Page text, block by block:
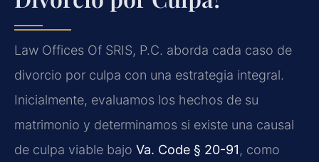
Law Offices Of SRIS, P.C. aborda cada caso de
divorcio por culpa con una estrategia integral.
Inicialmente, evaluamos los hechos de su
matrimonio y determinamos si existe una causal
de culpa viable bajo Va. Code § 20-91, como